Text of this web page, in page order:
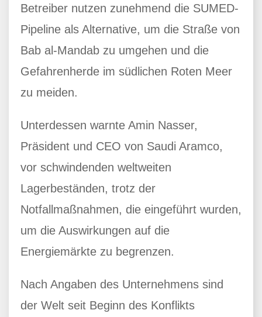
Betreiber nutzen zunehmend die SUMED-
Pipeline als Alternative, um die Straße von
Bab al-Mandab zu umgehen und die
Gefahrenherde im südlichen Roten Meer
zu meiden.
Unterdessen warnte Amin Nasser,
Präsident und CEO von Saudi Aramco,
vor schwindenden weltweiten
Lagerbeständen, trotz der
Notfallmaßnahmen, die eingeführt wurden,
um die Auswirkungen auf die
Energiemärkte zu begrenzen.
Nach Angaben des Unternehmens sind
der Welt seit Beginn des Konflikts